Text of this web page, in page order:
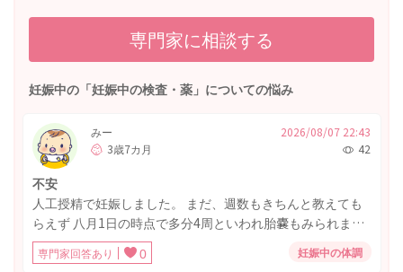
専門家に相談する
妊娠中の「妊娠中の検査・薬」についての悩み
みー
3歳7カ月
2026/08/07 22:43
42
不安
人工授精で妊娠しました。 まだ、週数もきちんと教えても
らえず 八月1日の時点で多分4周といわれ胎嚢もみられまし
た。 7日に受診したところ胎嚢しかまだみえず11.5の大きさ
しかなく、小さいといわれ次が勝負だといわれ とても不安
専門家回答あり 0 妊娠中の体調